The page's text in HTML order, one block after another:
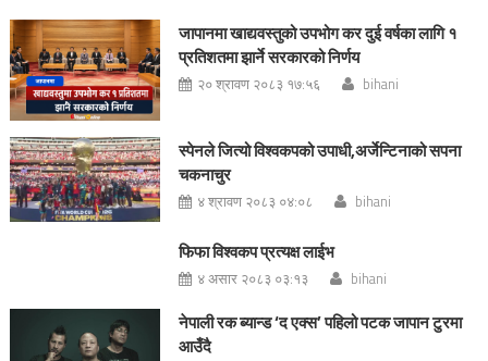
जापानमा खाद्यवस्तुको उपभोग कर दुई वर्षका लागि १
प्रतिशतमा झार्ने सरकारको निर्णय
२० श्रावण २०८३ १७:५६ bihani
स्पेनले जित्यो विश्वकपको उपाधी,अर्जेन्टिनाको सपना
चकनाचुर
४ श्रावण २०८३ ०४:०८ bihani
फिफा विश्वकप प्रत्यक्ष लाईभ
४ असार २०८३ ०३:१३ bihani
नेपाली रक ब्यान्ड ‘द एक्स’ पहिलो पटक जापान टुरमा
आउँदै